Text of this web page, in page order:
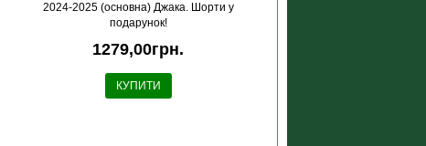
2024-2025 (основна) Джака. Шорти у
подарунок!
1279,00грн.
КУПИТИ